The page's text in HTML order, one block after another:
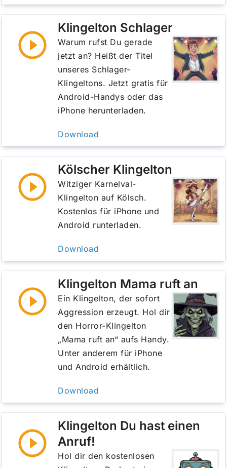
Klingelton Schlager
Warum rufst Du gerade
jetzt an? Heißt der Titel
unseres Schlager-
Klingeltons. Jetzt gratis für
Android-Handys oder das
iPhone herunterladen.
Download
Kölscher Klingelton
Witziger Karnelval-
Klingelton auf Kölsch.
Kostenlos für iPhone und
Android runterladen.
Download
Klingelton Mama ruft an
Ein Klingelton, der sofort
Aggression erzeugt. Hol dir
den Horror-Klingelton
„Mama ruft an“ aufs Handy.
Unter anderem für iPhone
und Android erhältlich.
Download
Klingelton Du hast einen
Anruf!
Hol dir den kostenlosen